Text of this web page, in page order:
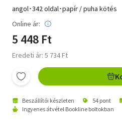
angol･342 oldal･papír / puha kötés
Online ár:
5 448 Ft
Eredeti ár: 5 734 Ft
Beszállítói készleten 54 pont
Ingyenes átvétel Bookline boltokban